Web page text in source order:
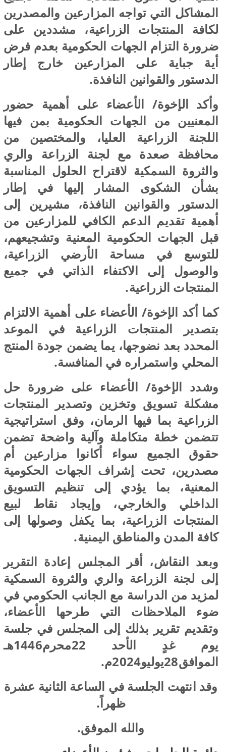
المشاكل التي تواجه المزارعين والمصدرين
لكافة المنتجات الزراعية، مشددين على
ضرورة التزام الجهات الحكومية بعدم فرض
أية جباية على المزارعين خارج إطار
الدستور والقوانين النافذة.
وأكد الإخوة/ الأعضاء على أهمية حضور
المعنيين من الجهات الحكومية بمن فيها
اللجنة الزراعية العليا، والمختصين من
محافظة صعدة مع لجنة الزراعة والري
والثروة السمكية لاقتراح الحلول المناسبة
بشأن الشكوى المشار إليها في إطار
الدستور والقوانين النافذة، مشيرين إلى
أهمية تقديم الدعم الكافي للمزارعين من
قبل الجهات الحكومية المعنية وتشجيعهم،
للتوسع في مساحة الأرضي الزراعية،
والوصول إلى الاكتفاء الذاتي في جميع
المنتجات الزراعية.
كما أكد الإخوة/ الأعضاء على أهمية الالتزام
بتصدير المنتجات الزراعية في الموعد
المحدد بعد نضوجها، يما يضمن جودة المنتج
المحلي واستمراره في المنافسة.
وشدد الإخوة/ الأعضاء على ضرورة حل
مشكلة تسويق وتخزين وتصدير المنتجات
الزراعية بما فيها الرمان، وفق استراتيجية
تتضمن خطة متكاملة وآلية واضحة تضمن
حقوق الجميع سواء أكانوا مزارعين أم
مصدرين، تحت إشراف الجهات الحكومية
المعنية، بما يؤدي إلى تنظيم التسويق
الداخلي والخارجي، وإيجاد نقاط لبيع
المنتجات الزراعية، بما يكفل وصولها إلى
كافة المدن والمناطق اليمنية.
وبعد النقاش، أقر المجلس إعادة التقرير
إلى لجنة الزراعة والري والثروة السمكية
لمزيد من الدراسة مع الجانب الحكومي في
ضوء الملاحظات التي طرحها الأعضاء،
وتقديم تقرير بذلك إلى المجلس في جلسة
يوم غدٍ الأحد 22محرم1446هـ
الموافق28يوليو2024م.
وقد انتهت الجلسة في الساعة الثانية عشرة
ظهراً.
والله الموفق.